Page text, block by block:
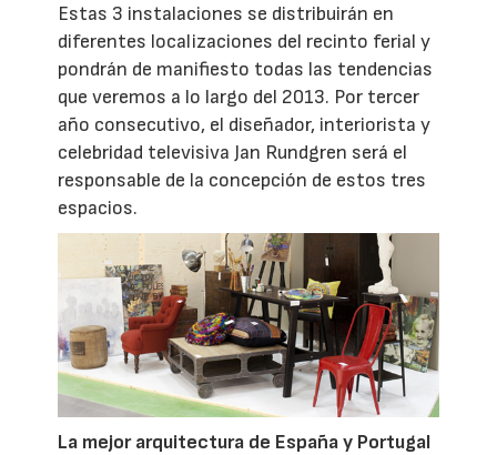
Estas 3 instalaciones se distribuirán en
diferentes localizaciones del recinto ferial y
pondrán de manifiesto todas las tendencias
que veremos a lo largo del 2013. Por tercer
año consecutivo, el diseñador, interiorista y
celebridad televisiva Jan Rundgren será el
responsable de la concepción de estos tres
espacios.
La mejor arquitectura de España y Portugal